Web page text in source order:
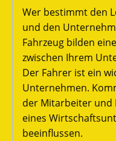
Wer bestimmt den
und den
Fahrzeug bilden
zwischen Ihrem
Der Fahrer ist ein
Unternehmen.
der Mitarbeiter und
eines
beeinflussen.